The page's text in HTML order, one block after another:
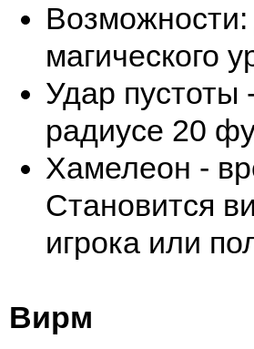
магического
Удар пустоты
радиусе 20
Хамелеон -
Становится
игрока или
Вирм